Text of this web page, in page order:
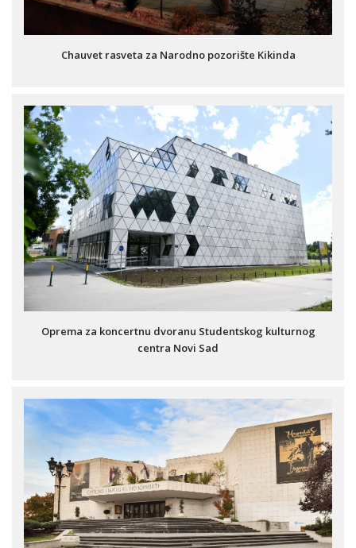
Chauvet rasveta za Narodno pozorište Kikinda
Oprema za koncertnu dvoranu Studentskog kulturnog
centra Novi Sad